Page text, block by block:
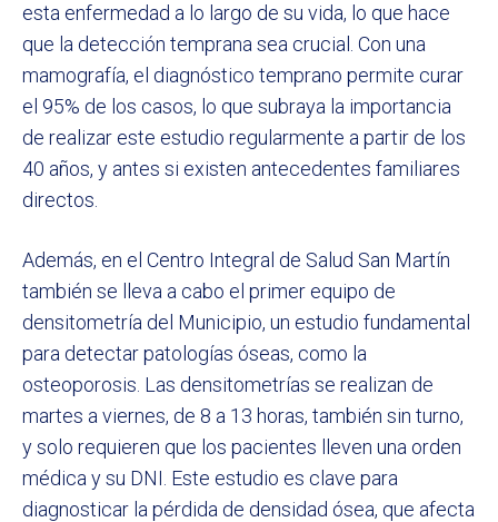
esta enfermedad a lo largo de su vida, lo que hace
que la detección temprana sea crucial. Con una
mamografía, el diagnóstico temprano permite curar
el 95% de los casos, lo que subraya la importancia
de realizar este estudio regularmente a partir de los
40 años, y antes si existen antecedentes familiares
directos.
Además, en el Centro Integral de Salud San Martín
también se lleva a cabo el primer equipo de
densitometría del Municipio, un estudio fundamental
para detectar patologías óseas, como la
osteoporosis. Las densitometrías se realizan de
martes a viernes, de 8 a 13 horas, también sin turno,
y solo requieren que los pacientes lleven una orden
médica y su DNI. Este estudio es clave para
diagnosticar la pérdida de densidad ósea, que afecta